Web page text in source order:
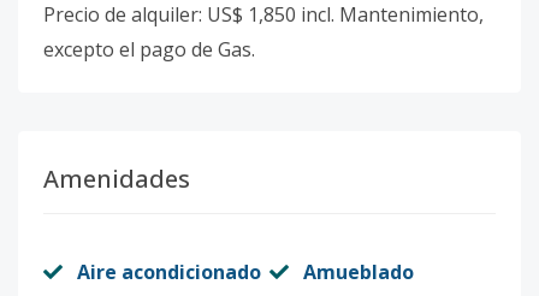
Precio de alquiler: US$ 1,850 incl. Mantenimiento,
excepto el pago de Gas.
Amenidades
Aire acondicionado Amueblado